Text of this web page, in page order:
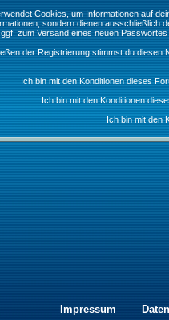
Cookies, um Informationen auf
sondern dienen ausschließlich
zum Versand eines neuen
der Registrierung stimmst du diesen
Ich bin mit den Konditionen dieses
Ich bin mit den Konditionen
Ich bin mit den
Impressum